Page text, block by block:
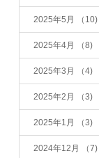
2025年5月 （10)
2025年4月 （8)
2025年3月 （4)
2025年2月 （3)
2025年1月 （3)
2024年12月 （7)